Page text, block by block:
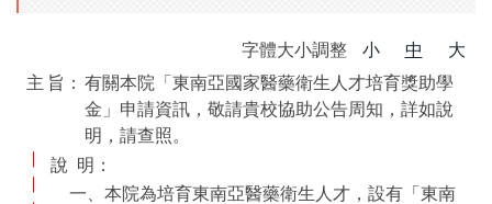
字體大小調整 小 中
大
主 旨： 有關本院「東南亞國家醫藥衛生人才培育獎助學
金」申請資訊，敬請貴校協助公告周知，詳如說
明，請查照。
說 明：
一、 本院為培育東南亞醫藥衛生人才，設有「東南